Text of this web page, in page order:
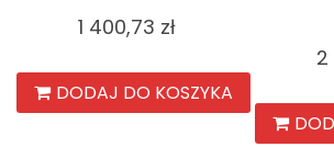
1 400,73 zł
DODAJ DO KOSZYKA
2